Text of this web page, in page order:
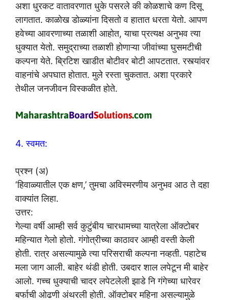
अशा धुरकट वातावरणात धुके पसरले की कोळशाचे कण दिसू
लागतात. काळोख डोळ्यांना दिसतो व हातात धरता येतो. आपण
हवेच्या आवरणाच्या तळाशी आहोत, याचा प्रत्यक्ष अनुभव त्या
धुक्यात येतो. समुद्राच्या तळाशी होणाऱ्या जीवांच्या घुसमटीची
कल्पना येते. ब्रिटिश खाडीत बोटीवर बोटी आपटतात. रस्त्यांवर
वाहनांचे अपघात होतात. मुले रस्ता चुकतात. अशा प्रकारे
तेथील जनजीवन विस्कळीत होते.
4. स्वमत:
प्रश्न (अ)
‘हिवाळ्यातील एक क्षण,’ तुमचा अविस्मरणीय अनुभव आठ ते दहा
वाक्यांत लिहा.
उत्तर:
गेल्या वर्षी आम्ही सर्व कुटुंबीय चारधामच्या यात्रेला ऑक्टोबर
महिन्यात गेलो होतो. गंगोत्रीच्या काठावर आम्ही वस्ती केली
होती. रात्र असल्यामुळे त्या परिसराची कल्पना नव्हती. पहाटेच
मला जाग आली. बाहेर थंडी होती. उबदार शाल लपेटून मी बाहेर
आलो. गच्च धुक्याची चादर लपेटलेली झाडे नि गंगेच्या धारेवर
बर्फाची ओढणी अंथरली होती. ऑक्टोबर महिना असल्यामुळे